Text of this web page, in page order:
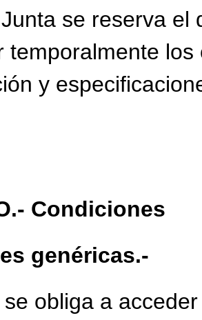
se reserva el
temporalmente
y
Condiciones
genéricas.-
obliga a